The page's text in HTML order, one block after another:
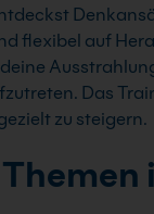
flexibel auf
Das
zu steigern.